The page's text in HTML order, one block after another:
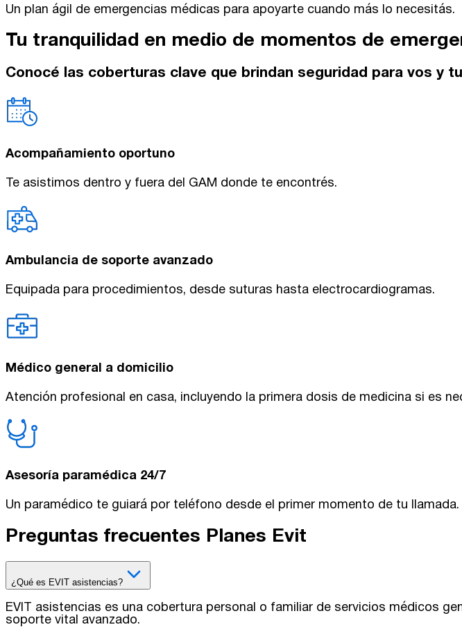
Un plan ágil de emergencias médicas para apoyarte cuando más lo necesitás.
Tu tranquilidad en medio de momentos de
Conocé las coberturas clave que brindan seguridad para vos y
Acompañamiento oportuno
Te asistimos dentro y fuera del GAM donde te encontrés.
Ambulancia de soporte avanzado
Equipada para procedimientos, desde suturas hasta electrocardiogramas.
Médico general a domicilio
Atención profesional en casa, incluyendo la primera dosis de medicina si es
Asesoría paramédica 24/7
Un paramédico te guiará por teléfono desde el primer momento de tu llamada.
Preguntas frecuentes Planes Evit
¿Qué es EVIT asistencias?
EVIT asistencias es una cobertura personal o familiar de servicios médicos
soporte vital avanzado.